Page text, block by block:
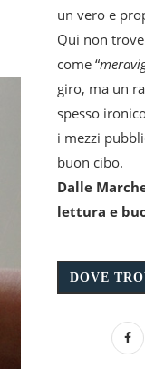
un vero e
Qui non
come “
giro, ma un
spesso
i mezzi
buon cibo.
Dalle
lettura e
DOVE